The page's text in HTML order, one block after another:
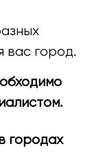
вас город.
городах